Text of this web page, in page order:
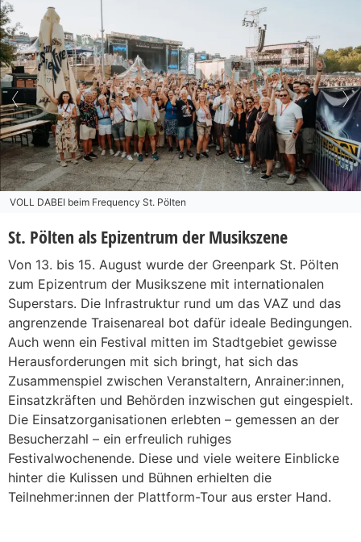
VOLL DABEI beim Frequency St. Pölten
St. Pölten als Epizentrum der Musikszene
Von 13. bis 15. August wurde der Greenpark St. Pölten
zum Epizentrum der Musikszene mit internationalen
Superstars. Die Infrastruktur rund um das VAZ und das
angrenzende Traisenareal bot dafür ideale Bedingungen.
Auch wenn ein Festival mitten im Stadtgebiet gewisse
Herausforderungen mit sich bringt, hat sich das
Zusammenspiel zwischen Veranstaltern, Anrainer:innen,
Einsatzkräften und Behörden inzwischen gut eingespielt.
Die Einsatzorganisationen erlebten – gemessen an der
Besucherzahl – ein erfreulich ruhiges
Festivalwochenende. Diese und viele weitere Einblicke
hinter die Kulissen und Bühnen erhielten die
Teilnehmer:innen der Plattform-Tour aus erster Hand.